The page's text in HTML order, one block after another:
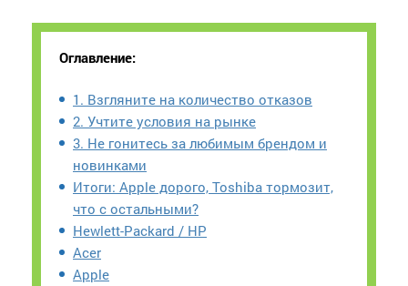
Оглавление:
1. Взгляните на количество отказов
2. Учтите условия на рынке
3. Не гонитесь за любимым брендом и
новинками
Итоги: Apple дорого, Toshiba тормозит,
что с остальными?
Hewlett-Packard / HP
Acer
Apple